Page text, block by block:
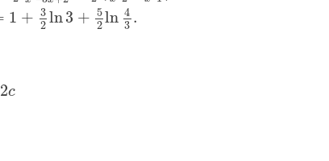
1 + 3
2 ln3 + 5
2 ln 4
3 .
2c